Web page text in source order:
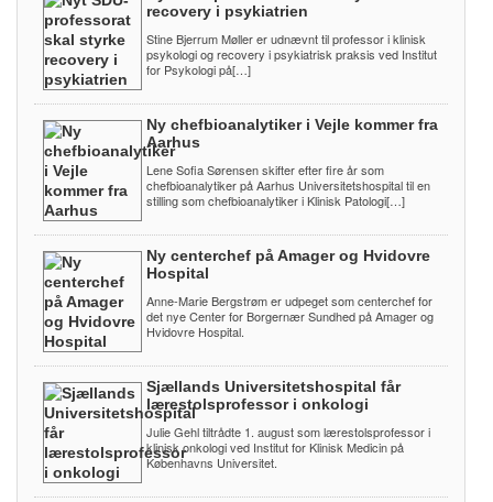
recovery i psykiatrien
Stine Bjerrum Møller er udnævnt til professor i klinisk
psykologi og recovery i psykiatrisk praksis ved Institut
for Psykologi på[…]
Ny chefbioanalytiker i Vejle kommer fra
Aarhus
Lene Sofia Sørensen skifter efter fire år som
chefbioanalytiker på Aarhus Universitetshospital til en
stilling som chefbioanalytiker i Klinisk Patologi[…]
Ny centerchef på Amager og Hvidovre
Hospital
Anne-Marie Bergstrøm er udpeget som centerchef for
det nye Center for Borgernær Sundhed på Amager og
Hvidovre Hospital.
Sjællands Universitetshospital får
lærestolsprofessor i onkologi
Julie Gehl tiltrådte 1. august som lærestolsprofessor i
klinisk onkologi ved Institut for Klinisk Medicin på
Københavns Universitet.